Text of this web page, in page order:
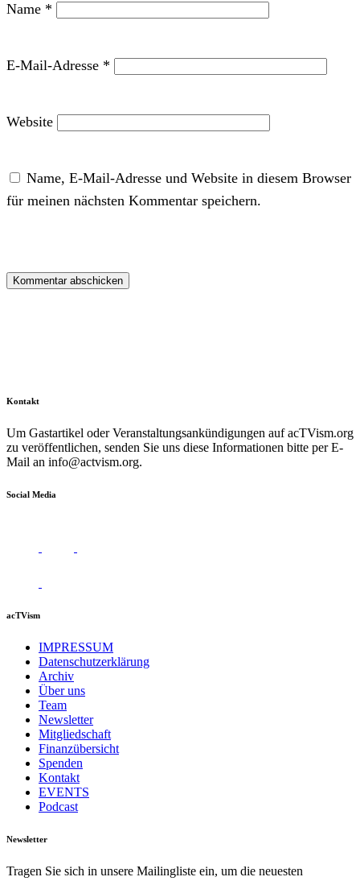
Name *
E-Mail-Adresse *
Website
Name, E-Mail-Adresse und Website in diesem Browser
für meinen nächsten Kommentar speichern.
Kontakt
Um Gastartikel oder Veranstaltungsankündigungen auf acTVism.org
zu veröffentlichen, senden Sie uns diese Informationen bitte per E-
Mail an info@actvism.org.
Social Media
acTVism
IMPRESSUM
Datenschutzerklärung
Archiv
Über uns
Team
Newsletter
Mitgliedschaft
Finanzübersicht
Spenden
Kontakt
EVENTS
Podcast
Newsletter
Tragen Sie sich in unsere Mailingliste ein, um die neuesten